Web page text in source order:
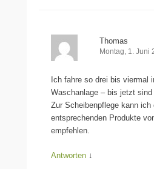
Thomas
Montag, 1. Juni
Ich fahre so drei bis viermal
Waschanlage – bis jetzt
Zur Scheibenpflege kann ich
entsprechenden Produkte
empfehlen.
Antworten ↓